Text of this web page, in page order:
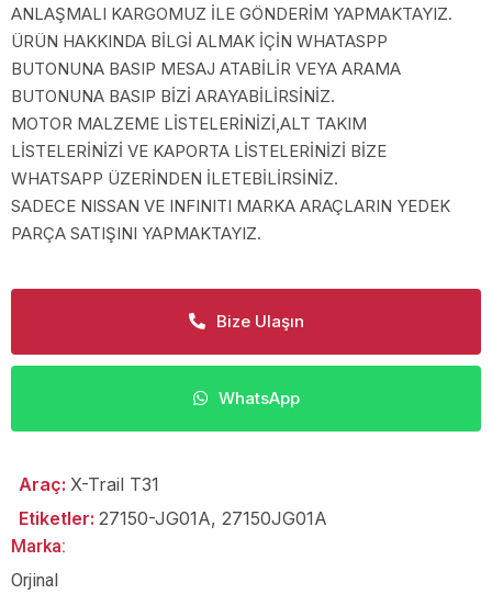
ANLAŞMALI KARGOMUZ İLE GÖNDERİM YAPMAKTAYIZ.
ÜRÜN HAKKINDA BİLGİ ALMAK İÇİN WHATASPP
BUTONUNA BASIP MESAJ ATABİLİR VEYA ARAMA
BUTONUNA BASIP BİZİ ARAYABİLİRSİNİZ.
MOTOR MALZEME LİSTELERİNİZİ,ALT TAKIM
LİSTELERİNİZİ VE KAPORTA LİSTELERİNİZİ BİZE
WHATSAPP ÜZERİNDEN İLETEBİLİRSİNİZ.
SADECE NISSAN VE INFINITI MARKA ARAÇLARIN YEDEK
PARÇA SATIŞINI YAPMAKTAYIZ.
Bize Ulaşın
WhatsApp
Araç: X-Trail T31
Etiketler: 27150-JG01A, 27150JG01A
Marka:
Orjinal